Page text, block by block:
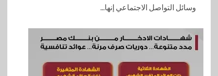
وسائل التواصل الاجتماعي إنها...